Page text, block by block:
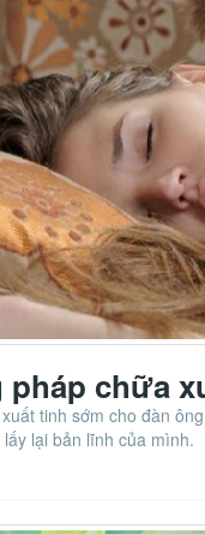
chữa
tinh sớm cho đàn
lại bản lĩnh của mình.